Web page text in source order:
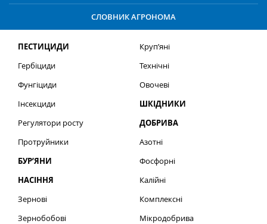
СЛОВНИК АГРОНОМА
ПЕСТИЦИДИ
Гербіциди
Фунгіциди
Інсекциди
Регулятори росту
Протруйники
БУР’ЯНИ
НАСІННЯ
Зернові
Зернобобові
Круп’яні
Технічні
Овочеві
ШКІДНИКИ
ДОБРИВА
Азотні
Фосфорні
Калійні
Комплексні
Мікродобрива